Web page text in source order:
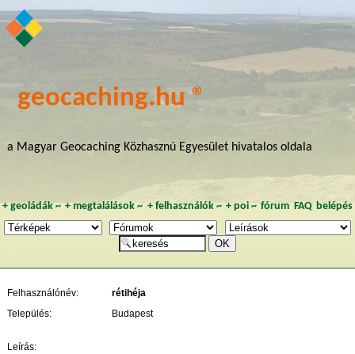
geocaching.hu ®
a Magyar Geocaching Közhasznú Egyesület hivatalos oldala
+ geoládák~ +megtalálások ~ + felhasználók~ + poi~ fórum FAQ belépés
Felhasználónév:
rétihéja
Település:
Budapest
Leírás: